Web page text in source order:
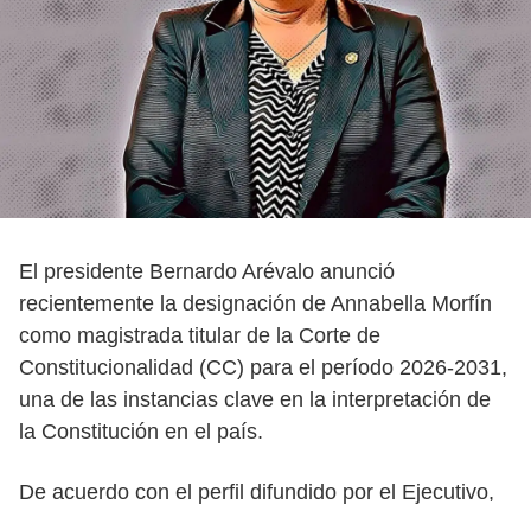
El presidente Bernardo Arévalo anunció
recientemente la designación de Annabella Morfín
como magistrada titular de la Corte de
Constitucionalidad (CC) para el período 2026-2031,
una de las instancias clave en la interpretación de
la Constitución en el país.
De acuerdo con el perfil difundido por el Ejecutivo,